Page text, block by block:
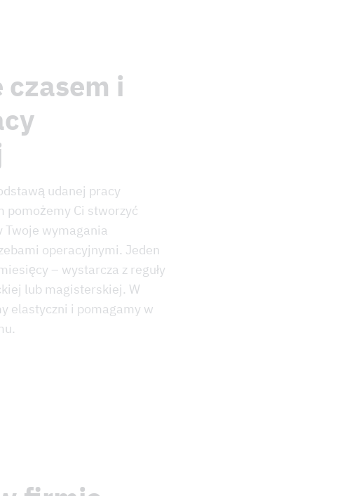
i
udanej pracy
pomożemy Ci stworzyć
Twoje wymagania
operacyjnymi. Jeden
– wystarcza z reguły
lub magisterskiej. W
elastyczni i pomagamy w